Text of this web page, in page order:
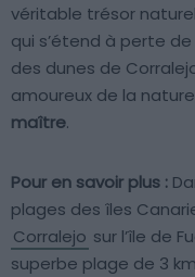
véritable trésor
qui s’étend à perte
des dunes de
amoureux de la
maître.
Pour en savoir plus :
plages des îles
Corralejo sur l’île de
superbe plage de 3